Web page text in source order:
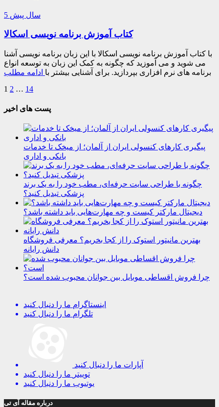
5 سال پیش
کتاب آموزش برنامه نویسی اسکالا
با کتاب آموزش برنامه نویسی اسکالا با این زبان برنامه نویسی آشنا
می شوید و می آموزید که چگونه به کمک این زبان به توسعه انواع
برنامه های نرم افزاری بپردازید. برای آشنایی بیشتر با ادامه مطلب
1 2 … 14
پست های اخیر
پیگیری کارهای کنسولی ایران از آلمان؛ از میخک تا خدمات
بانکی و اداری
چگونه با طراحی سایت حرفه‌ای، مطب خود را به یک برند
پزشکی تبدیل کنید؟
دیجیتال مارکتر کیست و چه مهارت‌هایی باید داشته باشد؟
بهترین مانیتور استوک را از کجا بخریم؟ معرفی فروشگاه
دانش رایانه
چرا فروش اقساطی موبایل بین جوانان محبوب شده است؟
اینستاگرام ما را دنبال کنید
تلگرام ما را دنبال کنید
آپارات ما را دنبال کنید
توییتر ما را دنبال کنید
یوتیوب ما را دنبال کنید
درباره مقاله آی تی